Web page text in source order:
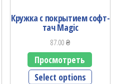
Кружка с покрытием софт-
тач Magic
87.00₴
Просмотреть
Select options